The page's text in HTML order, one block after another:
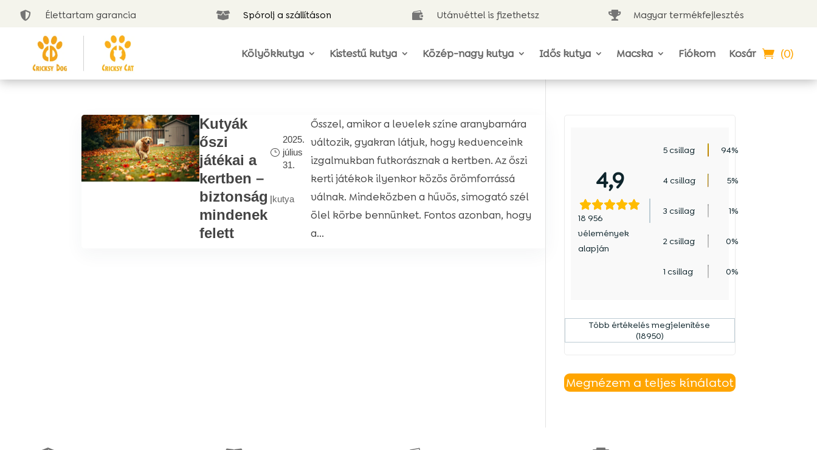
 Élettartam garancia  Spórolj a szállításon  Utánvéttel is fizethetsz  Magyar termékfejlesztés
Kölyökkutya Kistestű kutya Közép-nagy kutya Idős kutya Macska Fiókom Kosár (0)
Kutyák
őszi
játékai a
kertben –
biztonság
mindenek
felett
2025.
július
31.
|kutya
Ősszel, amikor a levelek színe aranybarnára
változik, gyakran látjuk, hogy kedvenceink
izgalmukban futkorásznak a kertben. Az őszi
kerti játékok ilyenkor közös örömforrássá
válnak. Mindeközben a hűvös, simogató szél
ölel körbe bennünket. Fontos azonban, hogy
a...
4,9
18 956
vélemények
alapján
5 csillag 94%
4 csillag 5%
3 csillag 1%
2 csillag 0%
1 csillag 0%
Több értékelés megjelenítése
(18950)
Megnézem a teljes kínálatot